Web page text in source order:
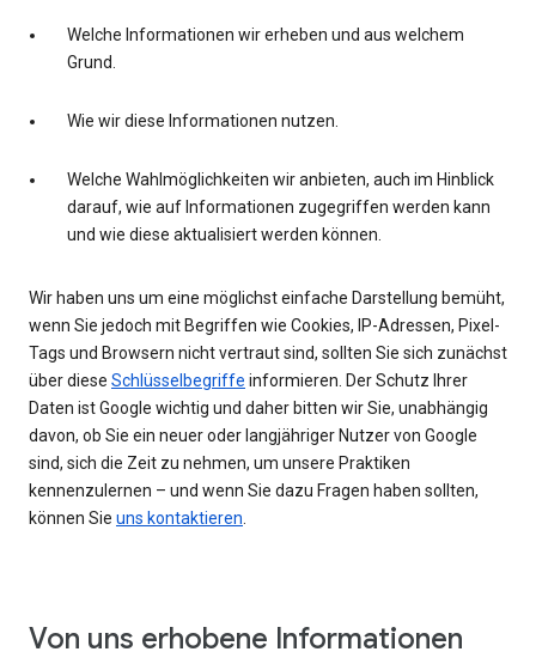
Welche Informationen wir erheben und aus welchem
Grund.
Wie wir diese Informationen nutzen.
Welche Wahlmöglichkeiten wir anbieten, auch im Hinblick
darauf, wie auf Informationen zugegriffen werden kann
und wie diese aktualisiert werden können.
Wir haben uns um eine möglichst einfache Darstellung bemüht,
wenn Sie jedoch mit Begriffen wie Cookies, IP-Adressen, Pixel-
Tags und Browsern nicht vertraut sind, sollten Sie sich zunächst
über diese Schlüsselbegriffe informieren. Der Schutz Ihrer
Daten ist Google wichtig und daher bitten wir Sie, unabhängig
davon, ob Sie ein neuer oder langjähriger Nutzer von Google
sind, sich die Zeit zu nehmen, um unsere Praktiken
kennenzulernen – und wenn Sie dazu Fragen haben sollten,
können Sie uns kontaktieren.
Von uns erhobene Informationen